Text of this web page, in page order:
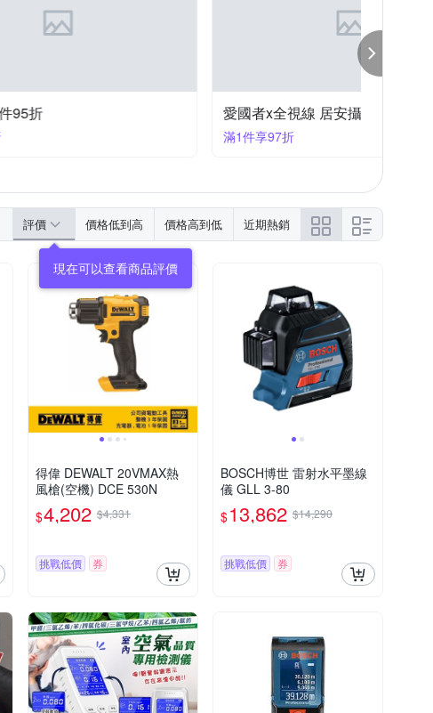
愛國者x全視線 居安攝影精選商品結帳97折
評價 價格低到高 價格高到低 近期熱銷
得偉 DEWALT 20VMAX熱
風槍(空機) DCE 530N
$4,202 $4,331
挑戰低價 券
BOSCH博世 雷射水平墨線
儀 GLL 3-80
$13,862 $14,290
挑戰低價 券